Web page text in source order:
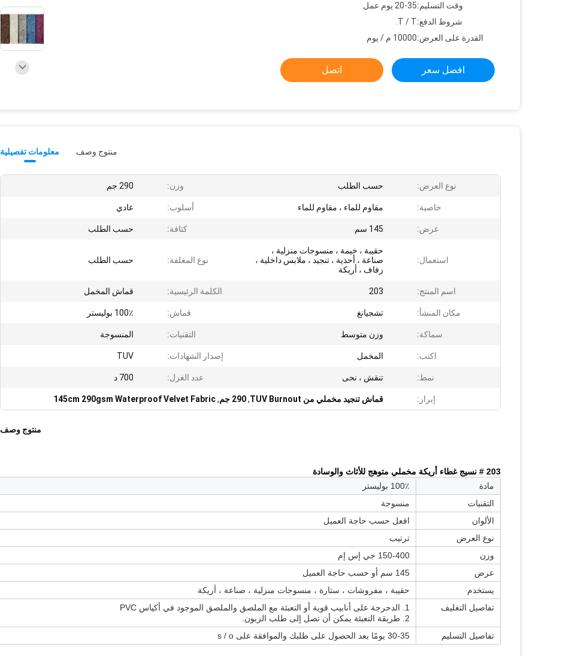
وقت التسليم:20-35 يوم عمل
شروط الدفع:T / T.
القدرة على العرض:10000 م / يوم
افضل سعر اتصل
معلومات تفصيلية منتوج وصف
نوع العرض: حسب الطلب وزن: 290 جم
خاصية: مقاوم للماء ، مقاوم للماء أسلوب: عادي
عرض: 145 سم كثافة: حسب الطلب
استعمال:
حقيبة ، خيمة ، منسوجات منزلية ،
صناعة ، أحذية ، تنجيد ، ملابس داخلية ،
زفاف ، أريكة
نوع المغلفة: حسب الطلب
اسم المنتج: 203 الكلمة الرئيسية: قماش المخمل
مكان المنشأ: تشجيانغ قماش: 100٪ بوليستر
سماكة: وزن متوسط التقنيات: المنسوجة
اكتب: المخمل إصدار الشهادات: TUV
نمط: تنقش ، نحى عدد الغزل: 700 د
إبراز: قماش تنجيد مخملي من TUV Burnout ,290 جم ,
145cm 290gsm Waterproof Velvet Fabric
منتوج وصف
203 # نسيج غطاء أريكة مخملي متوهج للأثاث والوسادة
مادة
100٪ بوليستر
التقنيات
منسوجة
الألوان
افعل حسب حاجة العميل
نوع العرض
ترتيب
وزن
150-400 جي إس إم
عرض
145 سم أو حسب حاجة العميل
يستخدم
حقيبة ، مفروشات ، ستارة ، منسوجات منزلية ، صناعة ، أريكة
تفاصيل التغليف
1. الدحرجة على أنابيب قوية أو التعبئة مع الملصق والملصق الموجود في أكياس PVC
2. طريقة التعبئة يمكن أن تصل إلى طلب الزبون.
تفاصيل التسليم
30-35 يومًا بعد الحصول على طلبك والموافقة على s / o